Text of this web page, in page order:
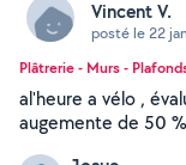
Vincent V.
posté le 22
Plâtrerie - Murs -
al'heure a vélo ,
augemente de 50 %